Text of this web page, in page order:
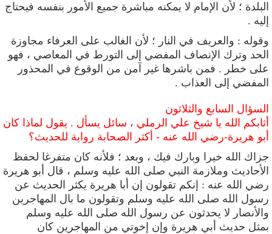
البلدة ؛ لأن الإمام لا يمكنه مباشرة جميع الأمور بنفسه فيحتاج
إليه .
وقوله : والعريف في النار ؛ لأن الغالب على العرفاء مجاوزة
الحد وترك الإنصاف المفضي إلى التورط في المعاصي ، فهو
على خطر . فمن باشرها غير آمن من الوقوع في المحذور
المفضي إلى العذاب .
السؤال السابع والثلاثون
أثابكم الله يا شيخ علي الرملي ، سائل يسأل . يقول لماذا كان
أبو هريرة-رضي الله عنه - أكثر الصحابة رواية للحديث؟
جزاك الله خيرا وبارك فيك ، وبعد ؛ فلأنه كان متفرغا لحفظ
الأحاديث وملازمة النبي صلى الله عليه وسلم ، قال أبو هريرة
رضي الله عنه : إنكم تقولون إن أبا هريرة يكثر الحديث عن
رسول الله صلى الله عليه وسلم وتقولون ما بال المهاجرين
والأنصار لا يحدثون عن رسول الله صلى الله عليه وسلم
بمثل حديث أبي هريرة وإن إخوتي من المهاجرين كان